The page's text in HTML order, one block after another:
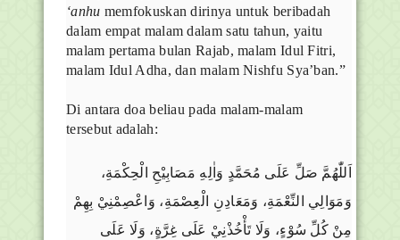
‘anhu memfokuskan dirinya untuk beribadah
dalam empat malam dalam satu tahun, yaitu
malam pertama bulan Rajab, malam Idul Fitri,
malam Idul Adha, dan malam Nishfu Sya’ban.”
Di antara doa beliau pada malam-malam
tersebut adalah:
اَللّٰهُمَّ صَلِّ عَلَى مُحَمَّدٍ وَاٰلِهِ مَصَابِيْحِ الْحِكْمَةِ،
وَمَوَالِي النِّعْمَةِ، وَمَعَادِنِ الْعِصْمَةِ، وَاعْصِمْنِيْ بِهِمْ
مِنْ كُلِّ سُوْءٍ، وَلَا تَأْخُذْنِيْ عَلَى غِرَّةٍ، وَلَا عَلَى